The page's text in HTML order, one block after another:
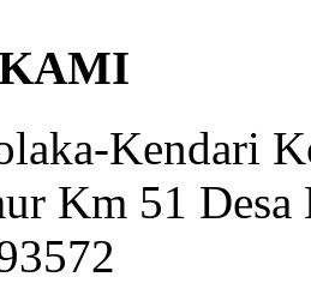
Kendari
Km 51 Desa